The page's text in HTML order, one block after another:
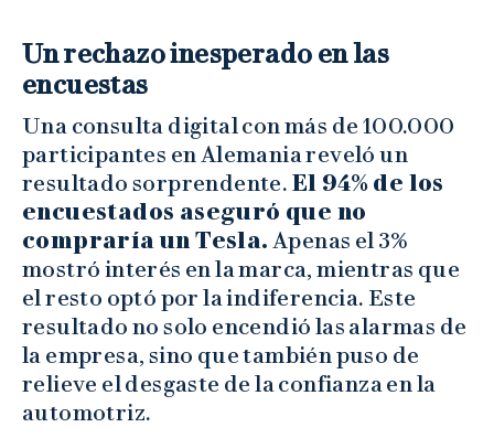
Un rechazo inesperado en las
encuestas
Una consulta digital con más de 100.000
participantes en Alemania reveló un
resultado sorprendente. El 94% de los
encuestados aseguró que no
compraría un Tesla. Apenas el 3%
mostró interés en la marca, mientras que
el resto optó por la indiferencia. Este
resultado no solo encendió las alarmas de
la empresa, sino que también puso de
relieve el desgaste de la confianza en la
automotriz.